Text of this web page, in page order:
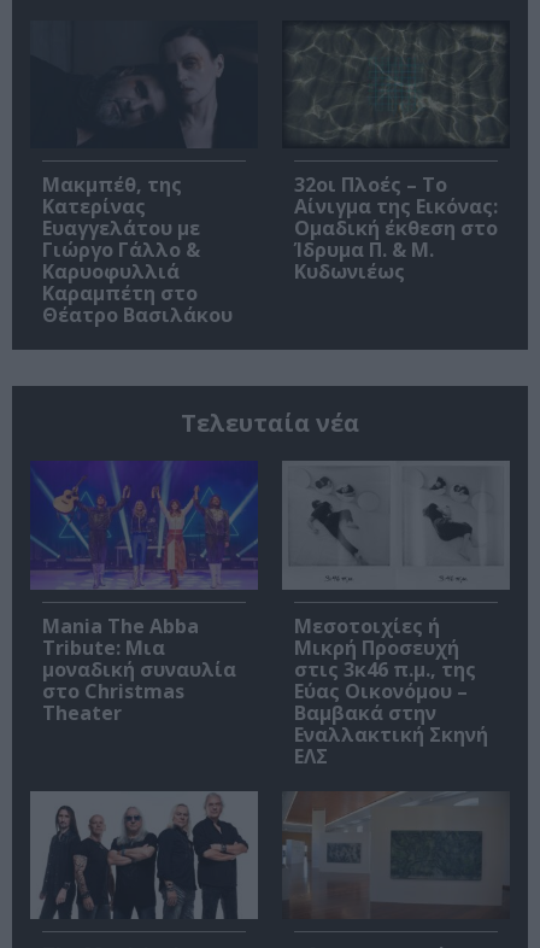
Μακμπέθ, της
Κατερίνας
Ευαγγελάτου με
Γιώργο Γάλλο &
Καρυοφυλλιά
Καραμπέτη στο
Θέατρο Βασιλάκου
32οι Πλοές – Το
Αίνιγμα της Εικόνας:
Ομαδική έκθεση στο
Ίδρυμα Π. & Μ.
Κυδωνιέως
Τελευταία νέα
Mania The Abba
Tribute: Μια
μοναδική συναυλία
στο Christmas
Theater
Μεσοτοιχίες ή
Μικρή Προσευχή
στις 3κ46 π.μ., της
Εύας Οικονόμου –
Βαμβακά στην
Εναλλακτική Σκηνή
ΕΛΣ